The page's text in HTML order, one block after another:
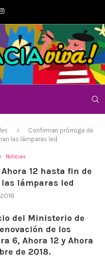
Confirman prórroga de
las lámparas led
Noticias
12 hasta fin de
lámparas led
del Ministerio de
de los
6, Ahora 12 y Ahora
de 2018.